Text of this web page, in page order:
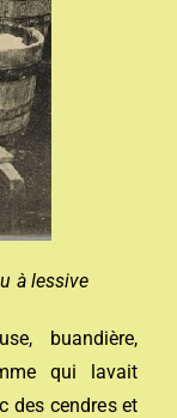
à lessive
buandière,
qui lavait
des cendres et